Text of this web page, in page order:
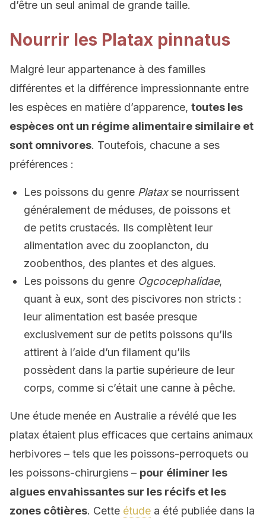
d’être un seul animal de grande taille.
Nourrir les Platax pinnatus
Malgré leur appartenance à des familles
différentes et la différence impressionnante entre
les espèces en matière d’apparence, toutes les
espèces ont un régime alimentaire similaire et
sont omnivores. Toutefois, chacune a ses
préférences :
Les poissons du genre Plataxse nourrissent
généralement de méduses, de poissons et
de petits crustacés. Ils complètent leur
alimentation avec du zooplancton, du
zoobenthos, des plantes et des algues.
Les poissons du genre Ogcocephalidae,
quant à eux, sont des piscivores non stricts :
leur alimentation est basée presque
exclusivement sur de petits poissons qu’ils
attirent à l’aide d’un filament qu’ils
possèdent dans la partie supérieure de leur
corps, comme si c’était une canne à pêche.
Une étude menée en Australie a révélé que les
platax étaient plus efficaces que certains animaux
herbivores – tels que les poissons-perroquets ou
les poissons-chirurgiens – pour éliminer les
algues envahissantes sur les récifs et les
zones côtières. Cette étude a été publiée dans la